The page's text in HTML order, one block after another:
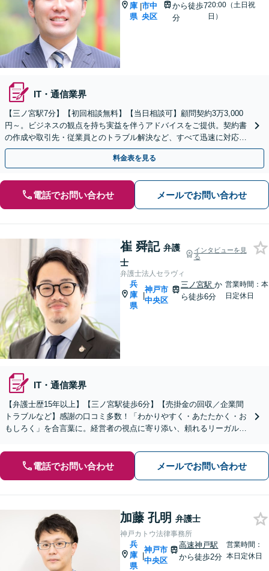
庫
県
|市中
央区
から徒歩7
分
20:00（土日祝
日）
IT・通信業界
【三ノ宮駅7分】【初回相談無料】【当日相談可】顧問契約3万3,000
円～。ビジネスの観点を持ち実益を伴うアドバイスをご提供。契約書
の作成や取引先・従業員とのトラブル解決など、すべて迅速に対応し
ます【分割払いあり】
料金表を見る
電話でお問い合わせ メールでお問い合わせ
崔 舜記 弁護
士
インタビューを見
る
弁護士法人セラヴィ
兵
庫
県
|
神戸市
中央区
三ノ宮駅か
ら徒歩6分
営業時間：本
日定休日
IT・通信業界
【弁護士歴15年以上】【三ノ宮駅徒歩6分】【売掛金の回収／企業間
トラブルなど】感謝の口コミ多数！「わかりやすく・あたたかく・お
もしろく」を合言葉に。経営者の視点に寄り添い、頼れるリーガルパ
電話でお問い合わせ メールでお問い合わせ
加藤 孔明 弁護士
神戸カトウ法律事務所
兵
庫
県
|
神戸市
中央区
高速神戸駅
から徒歩2分
営業時間：
本日定休日